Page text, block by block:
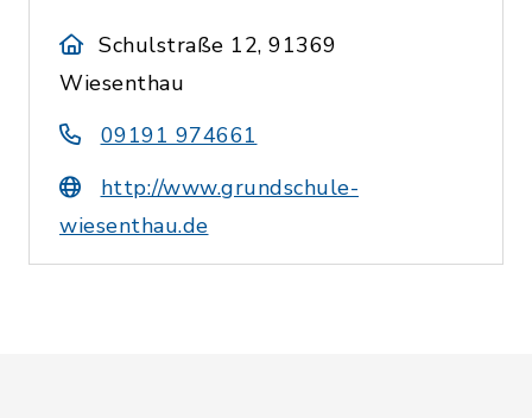
Schulstraße 12, 91369
Wiesenthau
09191 974661
http://www.grundschule-
wiesenthau.de